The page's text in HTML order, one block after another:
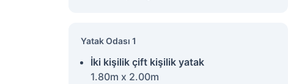
Yatak Odası 1
İki kişilik çift kişilik yatak
1.80m x 2.00m